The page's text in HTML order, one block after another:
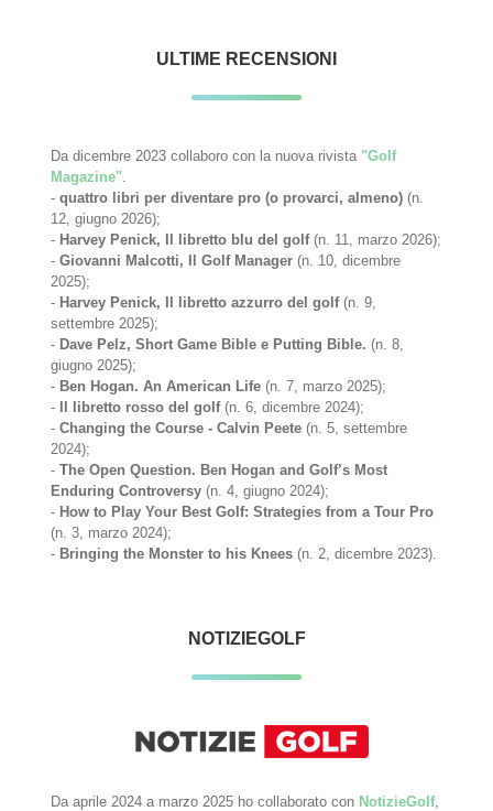
ULTIME RECENSIONI
Da dicembre 2023 collaboro con la nuova rivista "Golf
Magazine"
-quattro libri per diventare pro (o provarci, almeno) (n.
12, giugno 2026);
- Harvey Penick, Il libretto blu del golf(n. 11, marzo 2026);
-Giovanni Malcotti, Il Golf Manager (n. 10, dicembre
2025);
- Harvey Penick, Il libretto azzurro del golf(n. 9,
settembre 2025);
- Dave Pelz, Short Game Bible e Putting Bible.(n. 8,
giugno 2025);
- Ben Hogan. An American Life (n. 7, marzo 2025);
-
Il libretto rosso del golf(n. 6, dicembre 2024);
-Changing the Course - Calvin Peete (n. 5, settembre
2024);
-The Open Question. Ben Hogan and Golf’s Most
Enduring Controversy (n. 4, giugno 2024);
- How to Play Your Best Golf: Strategies from a Tour Pro
(n. 3, marzo 2024);
- Bringing the Monster to his Knees (n. 2, dicembre 2023).
NOTIZIEGOLF
Da aprile 2024 a marzo 2025 ho collaborato con NotizieGolf,